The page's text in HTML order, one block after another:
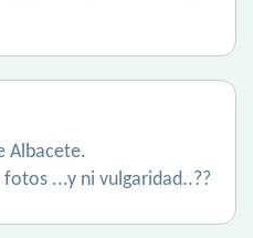
Albacete.
...y ni vulgaridad..??